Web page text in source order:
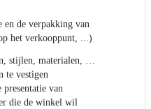
en de verpakking van
het verkooppunt, ...)
stijlen, materialen, …
te vestigen
presentatie van
die de winkel wil